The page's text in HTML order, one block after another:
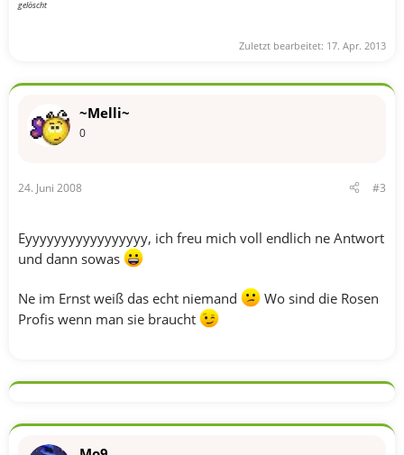
gelöscht
Zuletzt bearbeitet: 17. Apr. 2013
~Melli~
0
24. Juni 2008 #3
Eyyyyyyyyyyyyyyyyy, ich freu mich voll endlich ne Antwort
und dann sowas
Ne im Ernst weiß das echt niemand
Wo sind die Rosen
Profis wenn man sie braucht